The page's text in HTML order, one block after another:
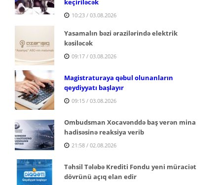
keçiriləcək
10:23 / 03.08.2026
Yasamalın bəzi ərazilərində elektrik
kəsiləcək
09:17 / 03.08.2026
Magistraturaya qəbul olunanların
qeydiyyatı başlayır
09:15 / 03.08.2026
Ombudsman Xocavənddə baş verən mina
hadisəsinə reaksiya verib
21:58 / 02.08.2026
Təhsil Tələbə Krediti Fondu yeni müraciət
dövrünü açıq elan edir